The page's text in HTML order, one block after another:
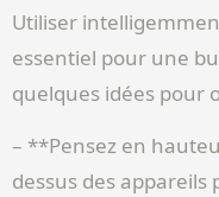
Utiliser
essentiel pour une
quelques idées pour
– **Pensez en
dessus des